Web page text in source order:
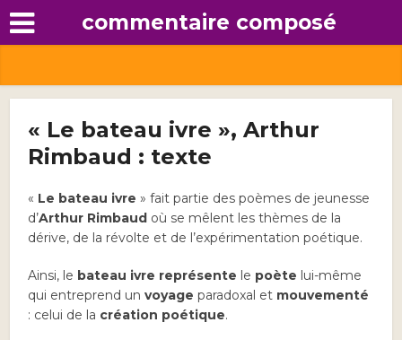
commentaire composé
« Le bateau ivre », Arthur
Rimbaud : texte
« Le bateau ivre » fait partie des poèmes de jeunesse
d’Arthur Rimbaud où se mêlent les thèmes de la
dérive, de la révolte et de l’expérimentation poétique.
Ainsi, le bateau ivre représente le poète lui-même
qui entreprend unvoyage paradoxal et mouvementé
: celui de la création poétique.